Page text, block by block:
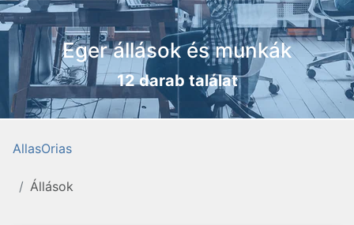
Eger állások és munkák
12 darab találat
AllasOrias
Állások